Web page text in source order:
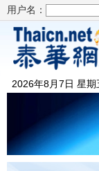
用户名：
2026年8月7日 星期